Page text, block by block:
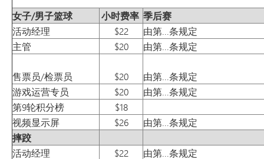
女子/男子篮球 小时费率 季后赛
活动经理
$22
由第...条规定
主管
$20 由第...条规定
售票员/检票员 $20
由第...条规定
游戏运营专员
$20
由第...条规定
第9轮积分榜
$18
视频显示屏
$26
由第...条规定
摔跤
活动经理
$22
由第...条规定